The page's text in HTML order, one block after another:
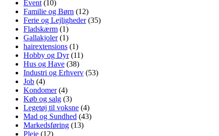
Event (10)
Familie og Børn (12)
Ferie og Lejligheder(35)
Fladskærm (1)
Gallakjoler(1)
hairextensions (1)
Hobby og Dyr(11)
Hus og Have (38)
Industri og Erhverv (53)
Job (4)
Kondomer(4)
Køb og salg (3)
Legetøj til voksne (4)
Mad og Sundhed (43)
Markedsføring (13)
Pleje (12)